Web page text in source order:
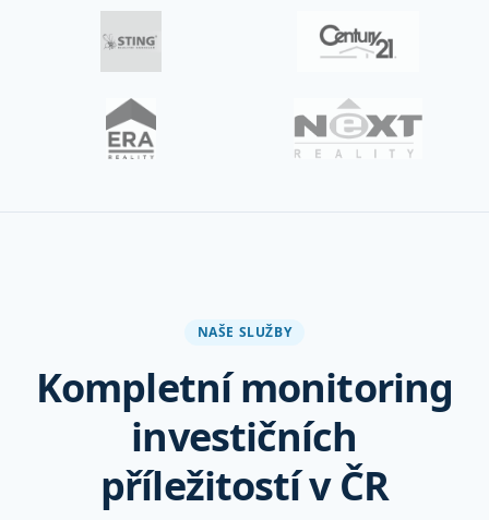
NAŠE SLUŽBY
Kompletní monitoring
investičních
příležitostí v ČR